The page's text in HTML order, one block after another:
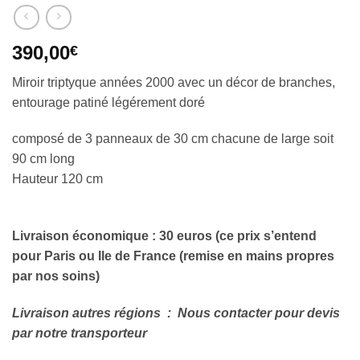
390,00€
Miroir triptyque années 2000 avec un décor de branches,
entourage patiné légérement doré
composé de 3 panneaux de 30 cm chacune de large soit
90 cm long
Hauteur 120 cm
Livraison économique : 30 euros (ce prix s’entend
pour Paris ou Ile de France (remise en mains propres
par nos soins)
Livraison autres régions : Nous contacter pour devis
par notre transporteur